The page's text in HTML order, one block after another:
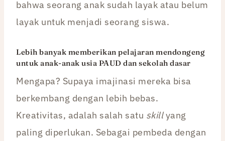
bahwa seorang anak sudah layak atau belum
layak untuk menjadi seorang siswa.
Lebih banyak memberikan pelajaran mendongeng
untuk anak-anak usia PAUD dan sekolah dasar
Mengapa? Supaya imajinasi mereka bisa
berkembang dengan lebih bebas.
Kreativitas, adalah salah satu skillyang
paling diperlukan. Sebagai pembeda dengan